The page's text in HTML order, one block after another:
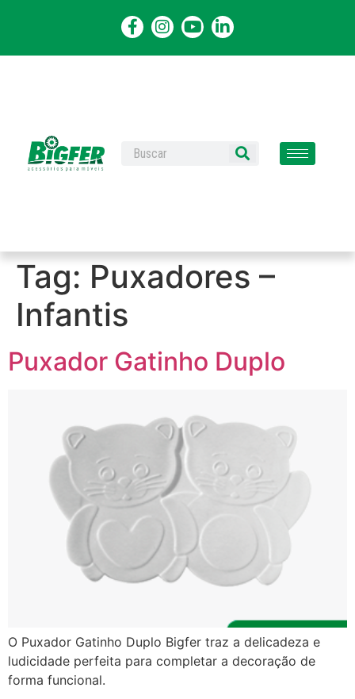
Tag: Puxadores –
Infantis
Puxador Gatinho Duplo
O Puxador Gatinho Duplo Bigfer traz a delicadeza e
ludicidade perfeita para completar a decoração de
forma funcional.